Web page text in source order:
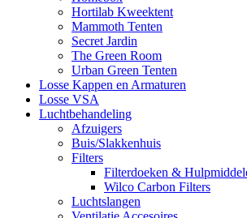
Hortilab Kweektent
Mammoth Tenten
Secret Jardin
The Green Room
Urban Green Tenten
Losse Kappen en Armaturen
Losse VSA
Luchtbehandeling
Afzuigers
Buis/Slakkenhuis
Filters
Filterdoeken &
Wilco Carbon Filters
Luchtslangen